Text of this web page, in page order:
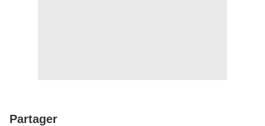
Partager